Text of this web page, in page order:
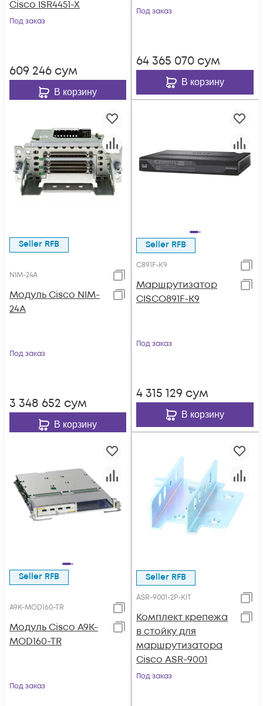
Cisco ISR4451-X
Под заказ
609 246 сум
В корзину
Под заказ
64 365 070 сум
В корзину
Seller RFB
NIM-24A
Модуль Cisco NIM-
24A
Под заказ
3 348 652 сум
В корзину
Seller RFB
C891F-K9
Маршрутизатор
CISCO891F-K9
Под заказ
4 315 129 сум
В корзину
Seller RFB
A9K-MOD160-TR
Модуль Cisco A9K-
MOD160-TR
Под заказ
Seller RFB
ASR-9001-2P-KIT
Комплект крепежа
в стойку для
маршрутизатора
Cisco ASR-9001
Под заказ